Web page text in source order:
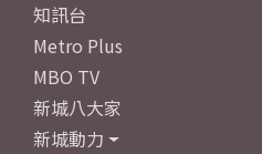
知訊台
Metro Plus
MBO TV
新城八大家
新城動力